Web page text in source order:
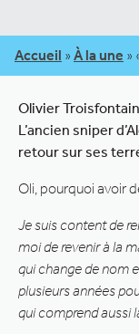
Accueil » À la une »
Olivier
L’ancien sniper
retour sur ses
Oli, pourquoi avoir
Je suis content de
moi de revenir à la
qui change de nom
plusieurs années
qui comprend aussi